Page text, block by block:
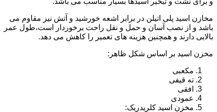
مخازن اسید پلی اتیلن در برابر اشعه خورشید و آتش نیز مقاوم می
باشد و از نصب آسان و حمل و نقل راحت برخوردار است،طول عمر
بالایی دارند و همچنین هزینه های تعمیر را کاهش می دهد.
مخزن اسید بر اساس شکل ظاهر:
مکعبی
ته قیفی
افقی
عمودی
مخزن اسید کلریدریک: